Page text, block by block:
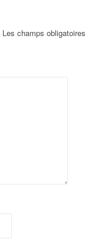
Les champs obligatoires